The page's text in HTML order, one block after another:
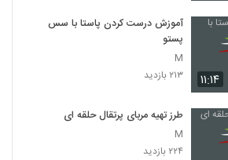
۱۱:۱۴
آموزش درست کردن پاستا با سس
پستو
M
۲۱۳ بازدید
طرز تهیه مربای پرتقال حلقه ای
M
۲۲۴ بازدید